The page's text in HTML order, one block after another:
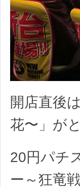
開店直後
花〜」が
20円パチ
ー～狂竜